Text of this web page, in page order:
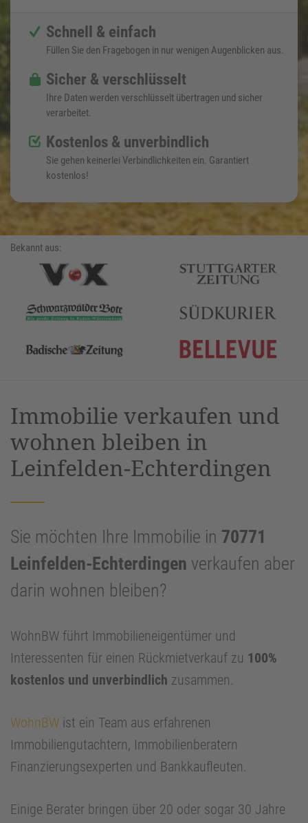
Schnell & einfach
Füllen Sie den Fragebogen in nur wenigen Augenblicken aus.
Sicher & verschlüsselt
Ihre Daten werden verschlüsselt übertragen und sicher
verarbeitet.
Kostenlos & unverbindlich
Sie gehen keinerlei Verbindlichkeiten ein. Garantiert
kostenlos!
Bekannt aus:
Immobilie verkaufen und
wohnen bleiben in
Leinfelden-Echterdingen
Sie möchten Ihre Immobilie in 70771
Leinfelden-Echterdingen verkaufen aber
darin wohnen bleiben?
WohnBW führt Immobilieneigentümer und
Interessenten für einen Rückmietverkauf zu 100%
kostenlos und unverbindlich zusammen.
WohnBW ist ein Team aus erfahrenen
Immobiliengutachtern, Immobilienberatern
Finanzierungsexperten und Bankkaufleuten.
Einige Berater bringen über 20 oder sogar 30 Jahre